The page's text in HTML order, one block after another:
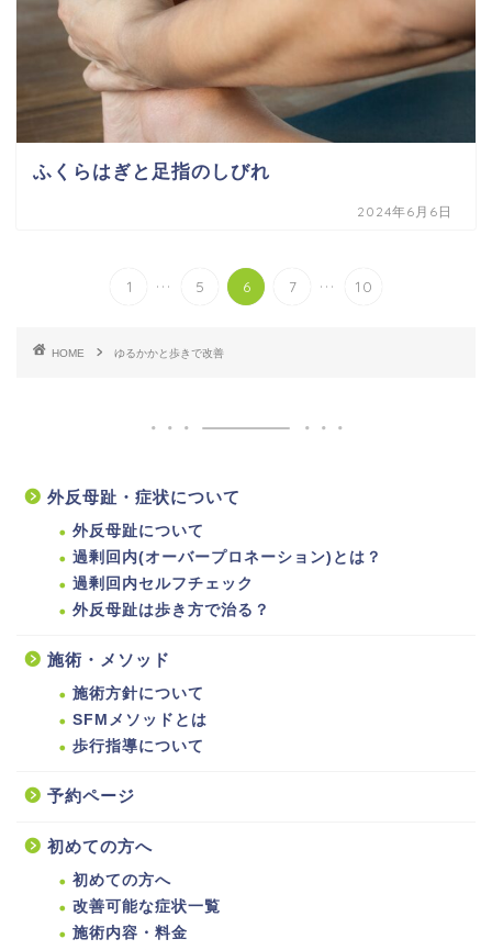
ふくらはぎと足指のしびれ
2024年6月6日
1 ... 5 6 7 ... 10
HOME ゆるかかと歩きで改善
外反母趾・症状について
外反母趾について
過剰回内(オーバープロネーション)とは？
過剰回内セルフチェック
外反母趾は歩き方で治る？
施術・メソッド
施術方針について
SFMメソッドとは
歩行指導について
予約ページ
初めての方へ
初めての方へ
改善可能な症状一覧
施術内容・料金